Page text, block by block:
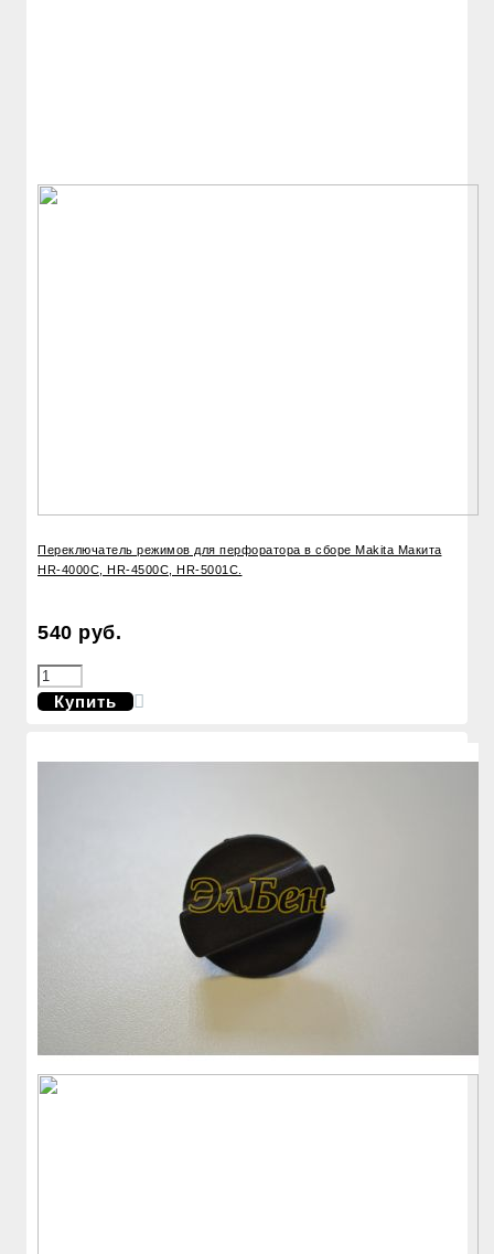
Переключатель режимов для перфоратора в сборе Makita Макита
HR-4000C, HR-4500C, HR-5001C.
540 руб.
Купить